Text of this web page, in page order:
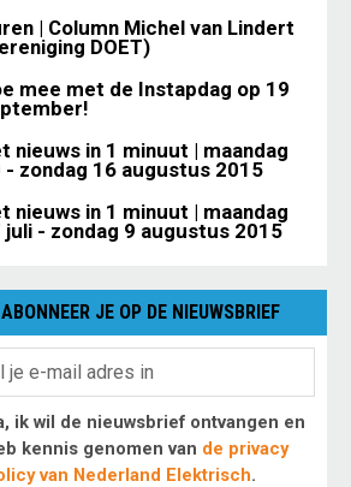
| Column Michel van Lindert
DOET)
mee met de Instapdag op 19
nieuws in 1 minuut | maandag
- zondag 16 augustus 2015
nieuws in 1 minuut | maandag
juli - zondag 9 augustus 2015
ABONNEER JE OP DE NIEUWSBRIEF
ik wil de nieuwsbrief ontvangen en
kennis genomen van de privacy
van Nederland Elektrisch.